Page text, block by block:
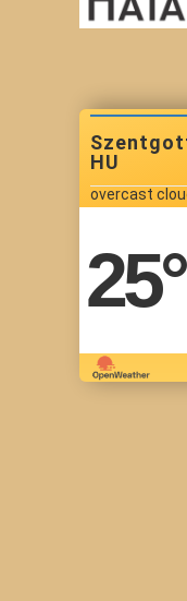
HU
overcast
25